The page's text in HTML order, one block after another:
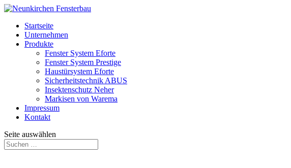
Startseite
Unternehmen
Produkte
Fenster System Eforte
Fenster System Prestige
Haustürsystem Eforte
Sicherheitstechnik ABUS
Insektenschutz Neher
Markisen von Warema
Impressum
Kontakt
Seite auswählen